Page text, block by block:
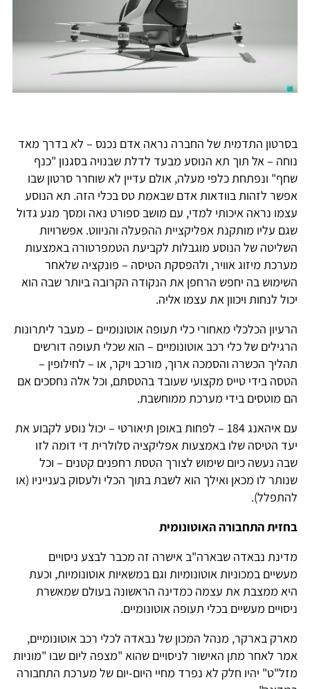
בסרטון התדמית של החברה נראה אדם נכנס – לא בדרך מאד
נוחה – אל תוך תא הנוסע מבעד לדלת שבנויה בסגנון "כנף
שחף" ונפתחת כלפי מעלה, אולם עדיין לא שוחרר סרטון שבו
אפשר לזהות בוודאות אדם שבאמת טס בכלי הזה. תא הנוסע
עצמו נראה איכותי למדי, עם מושב ספורט נאה ומסך מגע גדול
שגם עליו מותקנת אפליקציית ההפעלה והניווט. אפשרויות
השליטה של הנוסע מוגבלות לקביעת הטמפרטורה באמצעות
מערכת מיזוג אוויר, ולהפסקת הטיסה – פונקציה שלאחר
השימוש בה יחפש הרחפן את הנקודה הקרובה ביותר שבה הוא
יכול לנחות ויכוון את עצמו אליה.
הרעיון הכלכלי מאחורי כלי תעופה אוטונומיים – מעבר ליתרונות
הרגילים של כלי רכב אוטונומיים – הוא שכלי תעופה דורשים
תהליך הכשרה והסמכה ארוך, מורכב ויקר, או – לחילופין –
הטסה בידי טייס מקצועי שעובד בהטסתם, וכל אלה נחסכים אם
הם מוטסים בידי מערכת ממוחשבת.
עם איהאנג 184 – לפחות באופן תיאורטי – יכול נוסע לקבוע את
יעד הטיסה שלו באמצעות אפליקציה סלולרית די דומה לזו
שבה נעשה כיום שימוש לצורך הטסת רחפנים קטנים – וכל
שנותר לו מכאן ואילך הוא לשבת בתוך הכלי ולעסוק בענייניו (או
להתפלל).
בחזית התחבורה האוטונומית
מדינת נבאדה שבארה"ב אישרה זה מכבר לבצע ניסויים
מעשיים במכוניות אוטונומיות וגם במשאיות אוטונומיות, וכעת
היא ממצבת את עצמה כמדינה הראשונה בעולם שמאשרת
ניסויים מעשיים בכלי תעופה אוטונומיים.
מארק בארקר, מנהל המכון של נבאדה לכלי רכב אוטונומיים,
אמר לאחר מתן האישור לניסויים שהוא "מצפה ליום שבו "מוניות
מזל"ט" יהיו חלק לא נפרד מחיי היום-יום של מערכת התחבורה